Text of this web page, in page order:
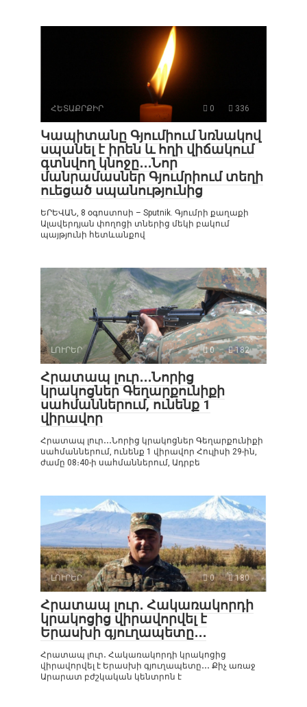
ՀԵՏԱՔՐՔԻՐ 0 336
Կապիտանը Գյումիում նռնակով
սպանել է իրեն և հղի վիճակում
գտնվող կնոջը․․․Նոր
մանրամասներ Գյումրիում տեղի
ուեցած սպանությունից
ԵՐԵՎԱՆ, 8 օգոստոսի – Sputnik. Գյումրի քաղաքի
Ալավերդյան փողոցի տներից մեկի բակում
պայթյունի հետևանքով
ԼՈՒՐԵՐ 0 182
Հրատապ լուր․․․Նորից
կրակոցներ Գեղարքունիքի
սահմաններում, ունենք 1
վիրավոր
Հրատապ լուր․․․Նորից կրակոցներ Գեղարքունիքի
սահմաններում, ունենք 1 վիրավոր Հուլիսի 29-ին,
ժամը 08։40-ի սահմաններում, Ադրբե
ԼՈՒՐԵՐ 0 180
Հրատապ լուր․ Հակառակորդի
կրակոցից վիրավորվել է
Երասխի գյուղապետը․․․
Հրատապ լուր․ Հակառակորդի կրակոցից
վիրավորվել է Երասխի գյուղապետը․․․ Քիչ առաջ
Արարատ բժշկական կենտրոն է